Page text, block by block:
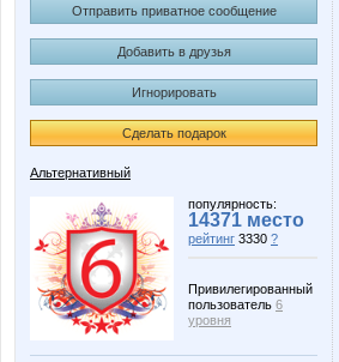
Отправить приватное сообщение
Добавить в друзья
Игнорировать
Сделать подарок
Альтернативный
популярность:
14371 место
рейтинг 3330 ?
Привилегированный
пользователь 6
уровня